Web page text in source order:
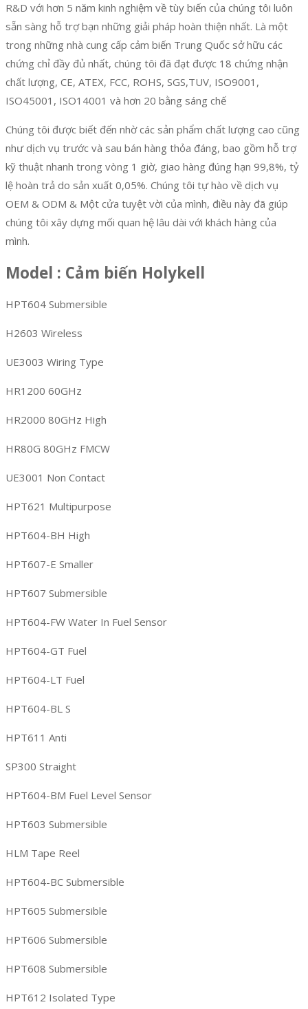
R&D với hơn 5 năm kinh nghiệm về tùy biến của chúng tôi luôn
sẵn sàng hỗ trợ bạn những giải pháp hoàn thiện nhất. Là một
trong những nhà cung cấp cảm biến Trung Quốc sở hữu các
chứng chỉ đầy đủ nhất, chúng tôi đã đạt được 18 chứng nhận
chất lượng, CE, ATEX, FCC, ROHS, SGS,TUV, ISO9001,
ISO45001, ISO14001 và hơn 20 bằng sáng chế
Chúng tôi được biết đến nhờ các sản phẩm chất lượng cao cũng
như dịch vụ trước và sau bán hàng thỏa đáng, bao gồm hỗ trợ
kỹ thuật nhanh trong vòng 1 giờ, giao hàng đúng hạn 99,8%, tỷ
lệ hoàn trả do sản xuất 0,05%. Chúng tôi tự hào về dịch vụ
OEM & ODM & Một cửa tuyệt vời của mình, điều này đã giúp
chúng tôi xây dựng mối quan hệ lâu dài với khách hàng của
mình.
Model : Cảm biến Holykell
HPT604 Submersible
H2603 Wireless
UE3003 Wiring Type
HR1200 60GHz
HR2000 80GHz High
HR80G 80GHz FMCW
UE3001 Non Contact
HPT621 Multipurpose
HPT604-BH High
HPT607-E Smaller
HPT607 Submersible
HPT604-FW Water In Fuel Sensor
HPT604-GT Fuel
HPT604-LT Fuel
HPT604-BL S
HPT611 Anti
SP300 Straight
HPT604-BM Fuel Level Sensor
HPT603 Submersible
HLM Tape Reel
HPT604-BC Submersible
HPT605 Submersible
HPT606 Submersible
HPT608 Submersible
HPT612 Isolated Type